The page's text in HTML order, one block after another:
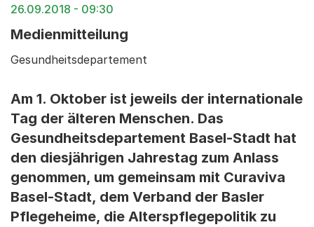
26.09.2018 - 09:30
Medienmitteilung
Gesundheitsdepartement
Am 1. Oktober ist jeweils der internationale
Tag der älteren Menschen. Das
Gesundheitsdepartement Basel-Stadt hat
den diesjährigen Jahrestag zum Anlass
genommen, um gemeinsam mit Curaviva
Basel-Stadt, dem Verband der Basler
Pflegeheime, die Alterspflegepolitik zu